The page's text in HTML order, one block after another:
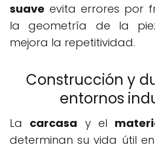
suave evita errores por
la geometría de la
mejora la repetitividad.
Construcción y
entornos
La carcasa y el
determinan su vida útil